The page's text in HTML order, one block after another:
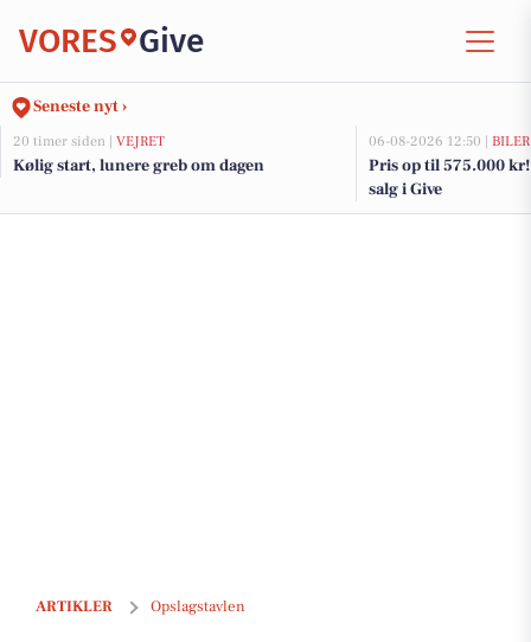
VORES Give
Seneste nyt ›
20 timer siden | VEJRET
Kølig start, lunere greb om dagen
06-08-2026 12:50 | BILER
Pris op til 575.000
salg i Give
ARTIKLER Opslagstavlen
Nyt fra Vejle Kommune og Trekantsområdets Brandvæsen